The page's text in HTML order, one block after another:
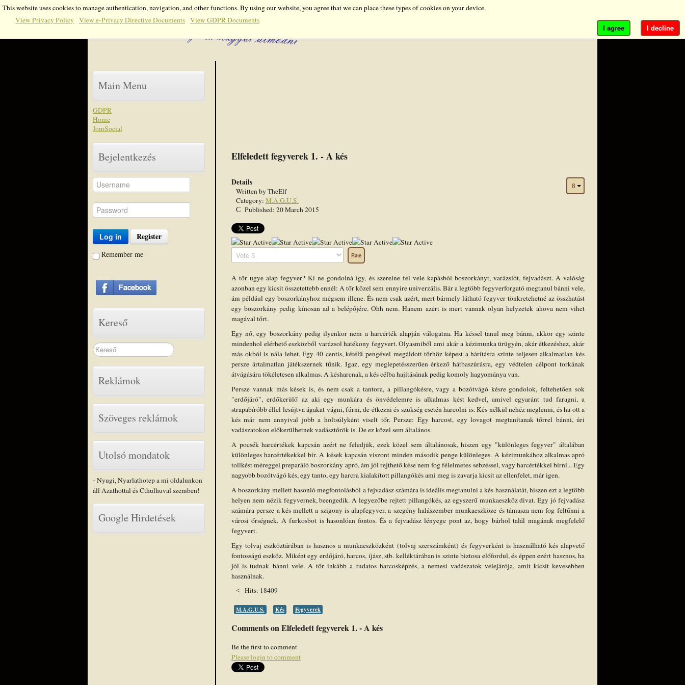
Main Menu
GDPR
Home
JomSocial
Bejelentkezés
Log in Register
Remember me
Kereső
Search
...
Reklámok
Szöveges reklámok
Utolsó mondatok
- Nyugi, Nyarlathotep a mi oldalunkon
áll Azathottal és Cthulhuval szemben!
Google Hirdetések
Elfeledett fegyverek 1. - A kés
Details
Written byTheElf
Category: M.A.G.U.S.
Published: 20 March 2015
User
Rating:
Please
Rate
A tőr ugye alap fegyver? Ki ne gondolná így, és szerelne fel vele kapásból boszorkányt, varázslót, fejvadászt. A valóság
azonban egy kicsit összetettebb ennél: A tőr közel sem ennyire univerzális. Bár a legtöbb fegyverforgató megtanul bánni vele,
ám például egy boszorkányhoz mégsem illene. És nem csak azért, mert bármely látható fegyver tönkretehetné az összhatást
egy boszorkány pedig kínosan ad a belépőjére. Ohh nem. Hanem azért is mert vannak olyan helyzetek ahova nem vihet
magával tőrt.
Egy nő, egy boszorkány pedig ilyenkor nem a harcérték alapján válogatna. Ha késsel tanul meg bánni, akkor egy szinte
mindenhol elérhető eszközből varázsol hatékony fegyvert. Olyasmiből ami akár a kézimunka ürügyén, akár étkezéshez, akár
más okból is nála lehet. Egy 40 centis, kétélű pengével megáldott tőrhöz képest a hárításra szinte teljesen alkalmatlan kés
persze ártalmatlan játékszernek tűnik. Igaz, egy meglepetésszerűen érkező hátbaszúrásra, egy védtelen célpont torkának
átvágására tökéletesen alkalmas. A késharcnak, a kés célba hajításának pedig komoly hagyománya van.
Persze vannak más kések is, és nem csak a tantora, a pillangókésre, vagy a bozótvágó késre gondolok, feltehetően sok
"erdőjáró", erdőkerülő az aki egy munkára és önvédelemre is alkalmas kést kedvel, amivel egyaránt tud faragni, a
strapabíróbb éllel lesújtva ágakat vágni, fúrni, de étkezni és szükség esetén harcolni is. Kés nélkül nehéz meglenni, és ha ott a
kés már nem annyival jobb a holtsúlyként viselt tőr. Persze: Egy harcost, egy lovagot megtanítanak tőrrel bánni, úri
vadászatokon előkerülhetnek vadásztőrök is. De ez közel sem általános.
A pocsék harcértékek kapcsán azért ne feledjük, ezek közel sem általánosak, hiszen egy "különleges fegyver" általában
különleges harcértékekkel bír. A kések kapcsán viszont minden második penge különleges. A kézimunkához alkalmas apró
tollkést méreggel preparáló boszorkány apró, ám jól rejthető kése nem fog félelmetes sebzéssel, vagy harcértékkel bírni... Egy
nagyobb bozótvágó kés, egy tanto, egy harcra kialakított pillangókés ami meg is zavarja kicsit az ellenfelet, már igen.
A boszorkány mellett hasonló megfontolásból a fejvadász számára is ideális megtanulni a kés használatát, hiszen ezt a legtöbb
helyen nem nézik fegyvernek, beengedik. A legyezőbe rejtett pillangókés, az egyszerű munkaeszköz divat. Egy jó fejvadász
számára persze a kés mellett a szigony is alapfegyver, a szegény halászember munkaeszköze és támasza nem fog feltűnni a
városi őrségnek. A furkosbot is hasonlóan fontos. És a fejvadász lényege pont az, hogy bárhol talál magának megfelelő
fegyvert.
Egy tolvaj eszköztárában is hasznos a munkaeszközként (tolvaj szerszámként) és fegyverként is használható kés alapvető
fontosságú eszköz. Miként egy erdőjáró, harcos, íjász, stb. kelléktárában is szinte biztosa előfordul, és éppen ezért hasznos, ha
jól is tudnak bánni vele. A tőr inkább a tudatos harcosképzés, a nemesi vadászatok velejárója, amit kicsit kevesebben
használnak.
Hits: 18409
M.A.G.U.S. Kés Fegyverek
Comments on Elfeledett fegyverek 1. - A kés
Be the first to comment
Please login to comment
This website uses cookies to manage authentication, navigation, and other functions. By using our website, you agree that we can place these types of cookies on your device.
View Privacy Policy
View e-Privacy Directive Documents View GDPR Documents
I decline
I agree